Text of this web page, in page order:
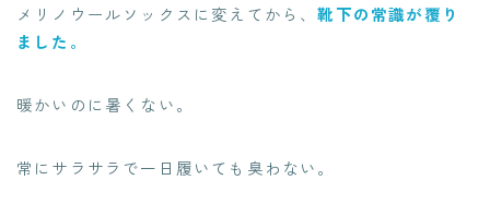
メリノウールソックスに変えてから、靴下の常識が覆り
ました。
暖かいのに暑くない。
常にサラサラで一日履いても臭わない。